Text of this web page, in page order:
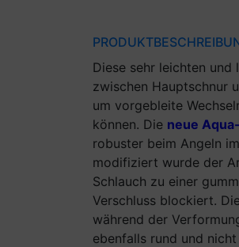
Diese sehr leichten und
zwischen Hauptschnur
um vorgebleite
können. Die neue
robuster beim Angeln
modifiziert wurde der
Schlauch zu einer
Verschluss blockiert.
während der
ebenfalls rund und